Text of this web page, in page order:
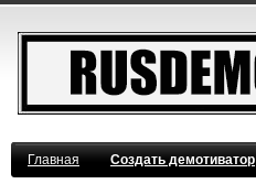
Главная Создать демотиватор